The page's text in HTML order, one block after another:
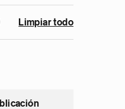
Limpiar todo